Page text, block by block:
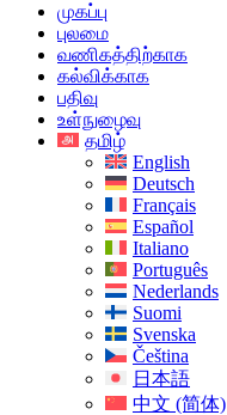
முகப்பு
புலமை
வணிகத்திற்காக
கல்விக்காக
பதிவு
உள்நுழைவு
தமிழ்
English
Deutsch
Français
Español
Italiano
Português
Nederlands
Suomi
Svenska
Čeština
日本語
中文 (简体)